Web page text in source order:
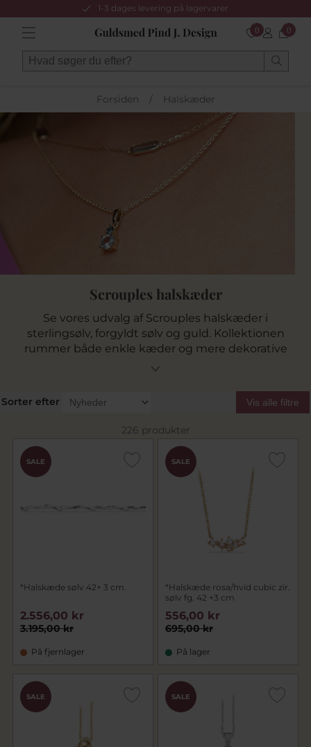
1-3 dages levering på lagervarer
0 0
Forsiden / Halskæder
Scrouples halskæder
Se vores udvalg af Scrouples halskæder i
sterlingsølv, forgyldt sølv og guld. Kollektionen
rummer både enkle kæder og mere dekorative
designs med vedhæng, perler, diamanter eller
klassisk Scrouples halskæde eller et mere
iøjnefaldende smykke, finder du mange
smukke muligheder her.
Sorter efter Vis alle filtre
226 produkter
SALE
*Halskæde sølv 42+ 3 cm.
3.195,00 kr
2.556,00 kr
På fjernlager
SALE
*Halskæde rosa/hvid cubic zir.
sølv fg. 42 +3 cm
695,00 kr
556,00 kr
På lager
SALE SALE